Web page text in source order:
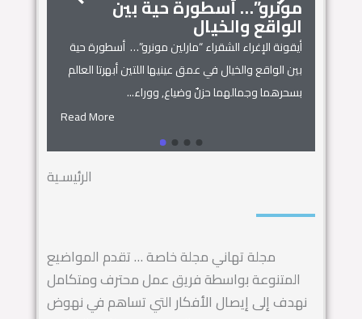
مونرو”… أسطورة حية بين
الواقع والخيال
أيقونة الإغراء الشقراء “مارلين مونرو”… أسطورة حية
بين الواقع والخيال في عمق عينيها اللتين أبهرتا العالم
بسحرهما وجمالهما حزنٌ وضياع, ووراء...
Read More
الرئيسـية
مجلة تهاني مجلة خاصة … تقدم المواضيع
المتنوعة بواسطة فريق عمل محترف ومتكامل
نهدف إلى إيصال الأفكار التي تساهم في نهوض